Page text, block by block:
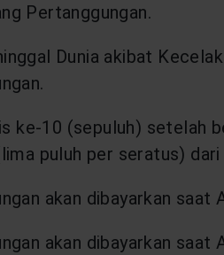
Pertanggungan.
Dunia akibat
ke-10 (sepuluh) setelah
puluh per seratus)
akan dibayarkan saat
akan dibayarkan saat